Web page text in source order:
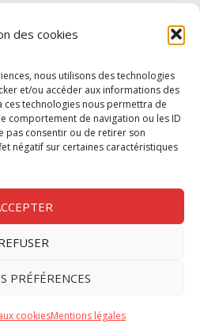
des cookies
nous utilisons des technologies
et/ou accéder aux informations des
ces technologies nous permettra de
comportement de navigation ou les ID
pas consentir ou de retirer son
négatif sur certaines caractéristiques
PRÉFÉRENCES
cookiesMentions légales
contacter